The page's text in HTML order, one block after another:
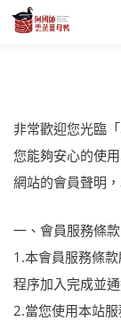
非常歡迎您光臨
您能夠安心的使
網站的會員聲明
一、會員服務條款
1.本會員服務條
程序加入完成並
2.當您使用本站